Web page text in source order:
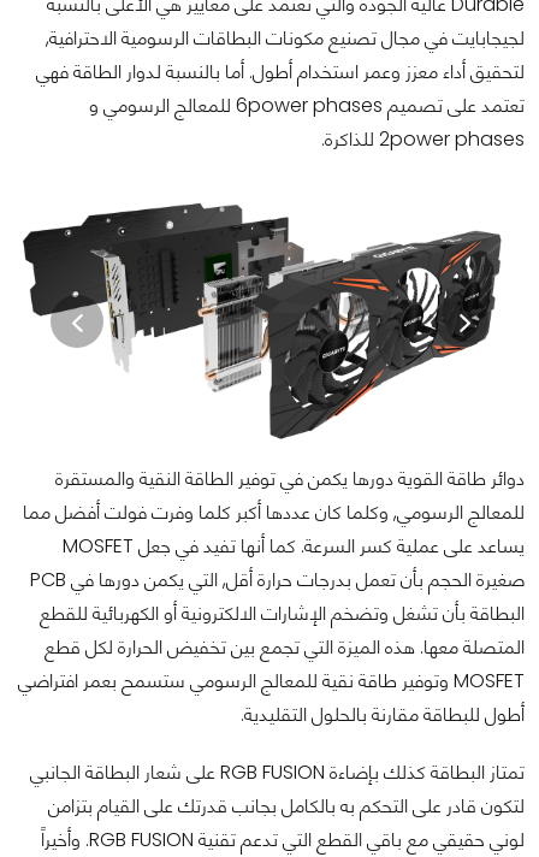
لجيجابايت في مجال تصنيع مكونات البطاقات الرسومية الاحترافية,
لتحقيق أداء معزز وعمر استخدام أطول. أما بالنسبة لدوار الطاقة فهي
تعتمد على تصميم 6power phases للمعالج الرسومي و
2power phases للذاكرة.
دوائر طاقة القوية دورها يكمن في توفير الطاقة النقية والمستقرة
للمعالج الرسومي, وكلما كان عددها أكبر كلما وفرت فولت أفضل مما
يساعد على عملية كسر السرعة. كما أنها تفيد في جعل MOSFET
صغيرة الحجم بأن تعمل بدرجات حرارة أقل, التي يكمن دورها في PCB
البطاقة بأن تشغل وتضخم الإشارات الالكترونية أو الكهربائية للقطع
المتصلة معها. هذه الميزة التي تجمع بين تخفيض الحرارة لكل قطع
MOSFET وتوفير طاقة نقية للمعالج الرسومي ستسمح بعمر افتراضي
أطول للبطاقة مقارنة بالحلول التقليدية.
تمتاز البطاقة كذلك بإضاءة RGB FUSION على شعار البطاقة الجانبي
لتكون قادر على التحكم به بالكامل بجانب قدرتك على القيام بتزامن
لوني حقيقي مع باقي القطع التي تدعم تقنية RGB FUSION. وأخيراً